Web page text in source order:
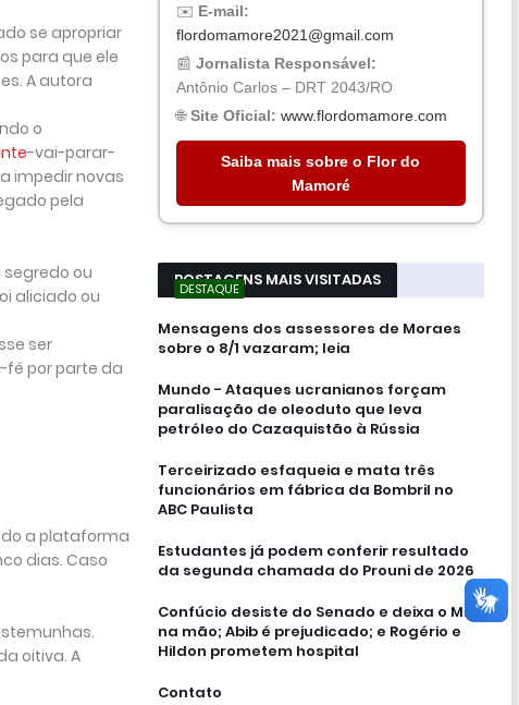
se apropriar
para que ele
A autora
o
-vai-parar-
impedir novas
pela
ou
aliciado ou
ser
fé por parte da
a plataforma
dias. Caso
oitiva. A
✉️ E-mail:
flordomamore2021@gmail.com
📰 Jornalista Responsável:
Antônio Carlos – DRT 2043/RO
🌐Site Oficial: www.flordomamore.com
Saiba mais sobre o Flor do
Mamoré
POSTAGENS MAIS VISITADAS
DESTAQUE
Mensagens dos assessores de Moraes
sobre o 8/1 vazaram; leia
Mundo - Ataques ucranianos forçam
paralisação de oleoduto que leva
petróleo do Cazaquistão à Rússia
Terceirizado esfaqueia e mata três
funcionários em fábrica da Bombril no
ABC Paulista
Estudantes já podem conferir resultado
da segunda chamada do Prouni de 2026
Confúcio desiste do Senado e deixa o MDB
na mão; Abib é prejudicado; e Rogério e
Hildon prometem hospital
Contato